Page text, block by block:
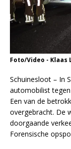
Foto/Video -
Schuinesloot – In
automobilist
Een van de
overgebracht. De
doorgaande
Forensische